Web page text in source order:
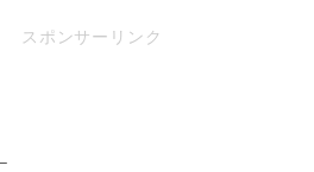
スポンサーリンク